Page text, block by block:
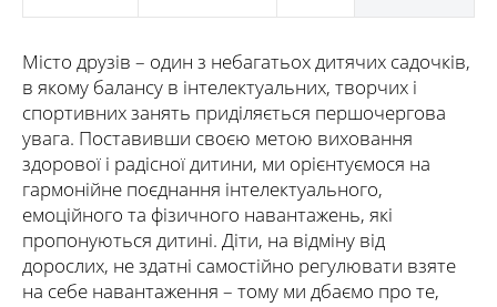
Місто друзів – один з небагатьох дитячих садочків,
в якому балансу в інтелектуальних, творчих і
спортивних занять приділяється першочергова
увага. Поставивши своєю метою виховання
здорової і радісної дитини, ми орієнтуємося на
гармонійне поєднання інтелектуального,
емоційного та фізичного навантажень, які
пропонуються дитині. Діти, на відміну від
дорослих, не здатні самостійно регулювати взяте
на себе навантаження – тому ми дбаємо про те,